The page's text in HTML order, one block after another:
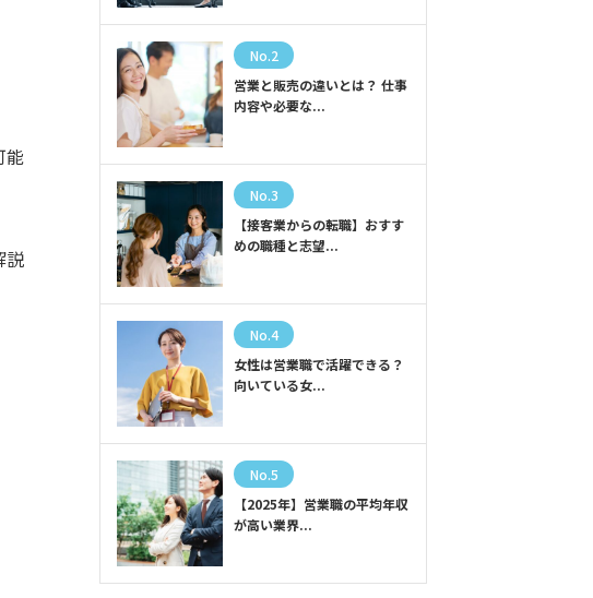
能
説
No.2
営業と販売の違いとは？ 仕事
内容や必要な...
No.3
【接客業からの転職】おすす
めの職種と志望...
No.4
女性は営業職で活躍できる？
向いている女...
No.5
【2025年】営業職の平均年収
が高い業界...